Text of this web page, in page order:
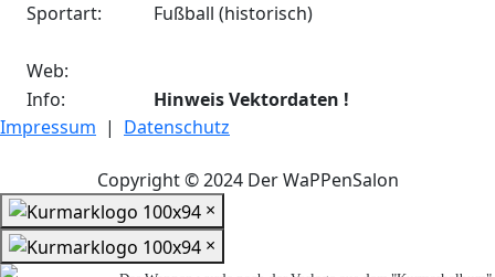
Sportart:
Fußball (historisch)
Web:
Info:
Hinweis Vektordaten !
Impressum | Datenschutz
Copyright © 2024 Der WaPPenSalon
×
×